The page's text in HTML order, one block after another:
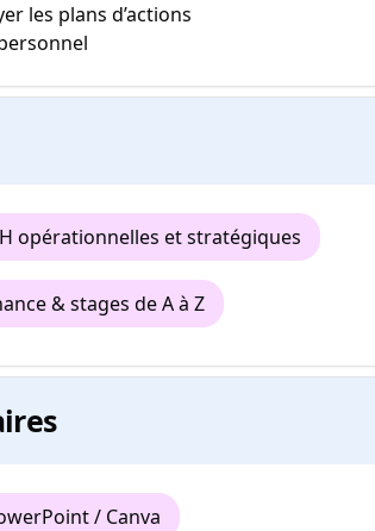
les plans d’actions
opérationnelles et stratégiques
& stages de A à Z
/ Canva